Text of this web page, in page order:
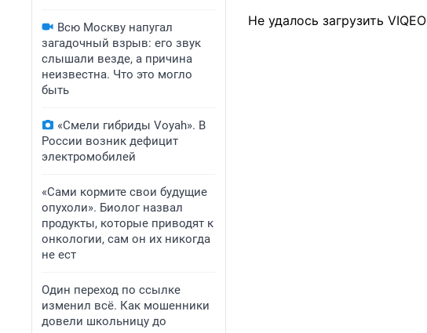
Всю Москву напугал
загадочный взрыв: его звук
слышали везде, а причина
неизвестна. Что это могло
быть
«Смели гибриды Voyah». В
России возник дефицит
электромобилей
«Сами кормите свои будущие
опухоли». Биолог назвал
продукты, которые приводят к
онкологии, сам он их никогда
не ест
Один переход по ссылке
изменил всё. Как мошенники
довели школьницу до
Не удалось загрузить VIQEO